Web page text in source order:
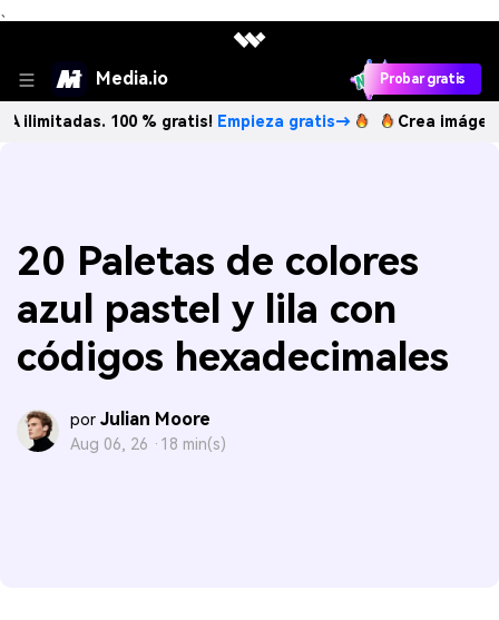
、
Media.io Probar gratis
100 % gratis!Empieza gratis→ Crea imágenes IA
20 Paletas de colores
azul pastel y lila con
códigos hexadecimales
por Julian Moore
Aug 06, 26 · 18 min(s)